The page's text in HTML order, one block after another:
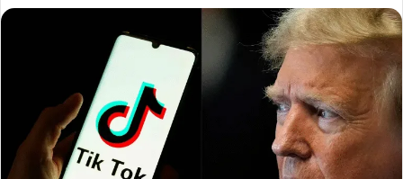
إلكترونيا